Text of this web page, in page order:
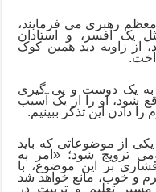
معظم رهبری می فرمایند،
یک افسر، و استادان
از زاویه دید همین کوک
خت.
به یک دوست و پی گیری
شود، او را از یک آسیب
دادن این تذکر ببینیم.
از موضوعاتی که باید
ترویج شود؛ «ا مر به
بر این موضوع، با
و خوب، مانع خواهد شد
تعلیم و تربیت در